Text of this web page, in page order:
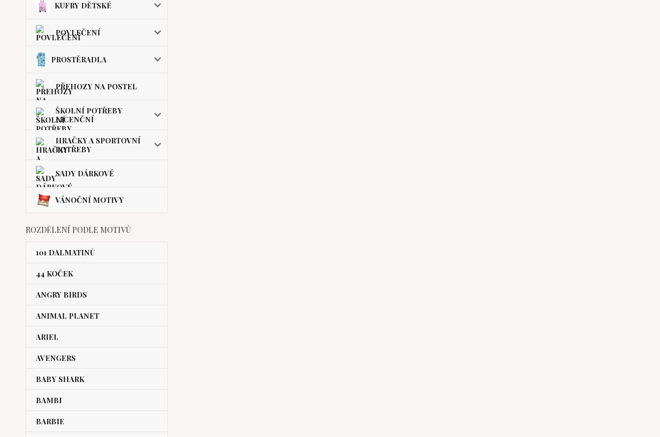
KUFRY DĚTSKÉ
POVLEČENÍ
PROSTĚRADLA
PŘEHOZY NA POSTEL
ŠKOLNÍ POTŘEBY
LICENČNÍ
HRAČKY A SPORTOVNÍ
POTŘEBY
SADY DÁRKOVÉ
VÁNOČNÍ MOTIVY
ROZDĚLENÍ PODLE MOTIVŮ
101 DALMATINŮ
44 KOČEK
ANGRY BIRDS
ANIMAL PLANET
ARIEL
AVENGERS
BABY SHARK
BAMBI
BARBIE